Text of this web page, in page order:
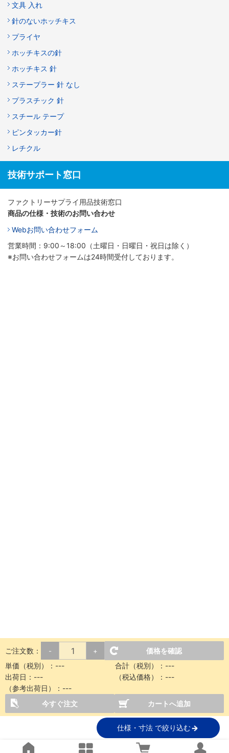
文具 入れ
針のないホッチキス
プライヤ
ホッチキスの針
ホッチキス 針
ステープラー 針 なし
プラスチック 針
スチール テープ
ピンタッカー針
レチクル
技術サポート窓口
ファクトリーサプライ用品技術窓口
商品の仕様・技術のお問い合わせ
Webお問い合わせフォーム
営業時間：9:00～18:00（土曜日・日曜日・祝日は除く）
※お問い合わせフォームは24時間受付しております。
ご注文数： - +
価格を確認
単価（税別）：---
合計（税別）：---
出荷日：---
（税込価格）：---
（参考出荷日）：---
今すぐ注文
カートへ追加
仕様・寸法 で絞り込む